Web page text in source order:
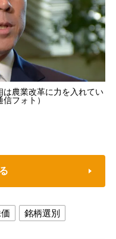
農業改革に力を入れてい
フォト）
銘柄選別